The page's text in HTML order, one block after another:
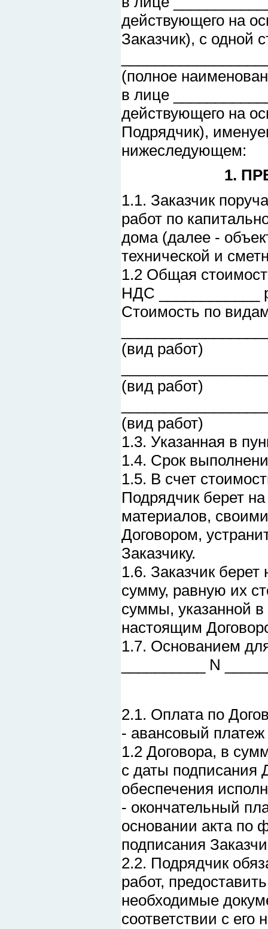
действующего на
Заказчик), с одной
(полное
в лице
действующего на
Подрядчик),
нижеследующем:
1.
1.1. Заказчик
работ по
дома (далее -
технической и
1.2 Общая
НДС ____________
Стоимость по
(вид работ)
(вид работ)
(вид работ)
1.3. Указанная в
1.4. Срок
1.5. В счет
Подрядчик берет
материалов,
Договором,
Заказчику.
1.6. Заказчик
сумму, равную их
суммы, указанной в
настоящим
1.7. Основанием
__________ N
2.1. Оплата по
- авансовый платеж
1.2 Договора, в
с даты подписания
обеспечения
- окончательный
основании акта по
подписания
2.2. Подрядчик
работ,
необходимые
соответствии с его